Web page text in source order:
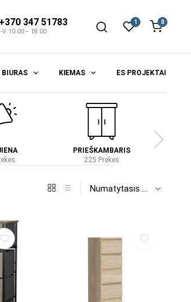
+370 347 51783
I-V: 10.00 – 18.00
1 0
BIURAS KIEMAS ES PROJEKTAI
PRIEŠKAMBARIS
225 Prekes